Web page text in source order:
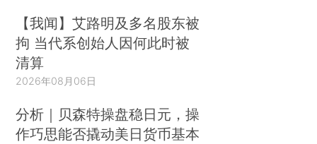
【我闻】艾路明及多名股东被
拘 当代系创始人因何此时被
清算
2026年08月06日
分析｜贝森特操盘稳日元，操
作巧思能否撬动美日货币基本